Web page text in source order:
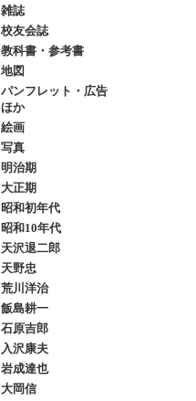
雑誌
校友会誌
教科書・参考書
地図
パンフレット・広告
ほか
絵画
写真
明治期
大正期
昭和初年代
昭和10年代
天沢退二郎
天野忠
荒川洋治
飯島耕一
石原吉郎
入沢康夫
岩成達也
大岡信